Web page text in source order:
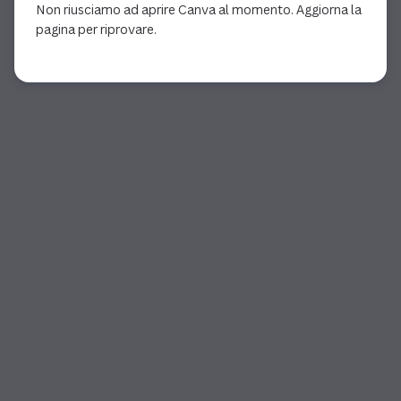
Non riusciamo ad aprire Canva al momento. Aggiorna la
pagina per riprovare.